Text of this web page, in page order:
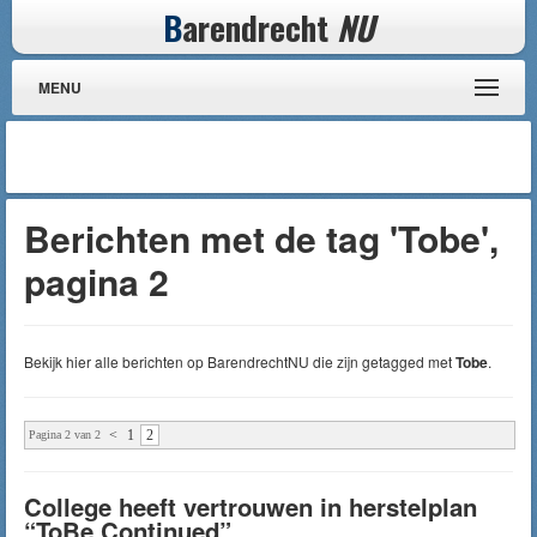
Barendrecht NU
MENU
Berichten met de tag 'Tobe',
pagina 2
Bekijk hier alle berichten op BarendrechtNU die zijn getagged metTobe.
Pagina 2 van 2 < 1 2
College heeft vertrouwen in herstelplan